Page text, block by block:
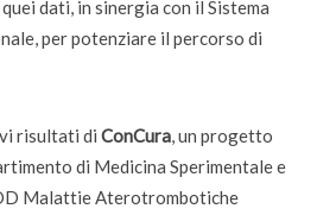
dati, in sinergia con il Sistema
per potenziare il percorso di
risultati di ConCura, un progetto
di Medicina Sperimentale e
Malattie Aterotrombotiche